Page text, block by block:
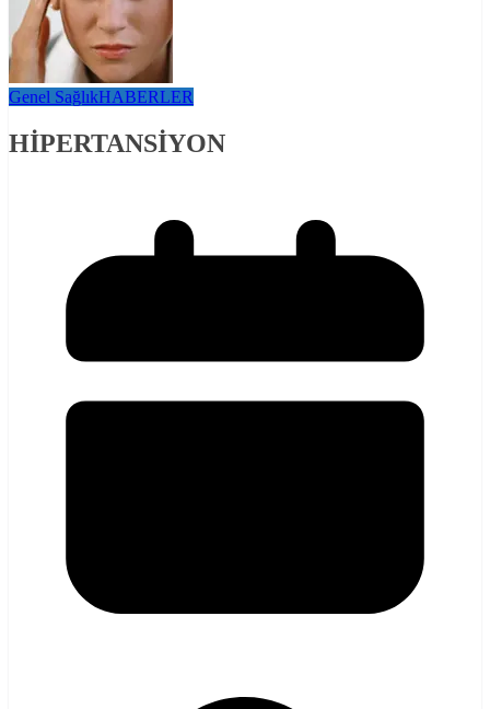
Genel SağlıkHABERLER
HİPERTANSİYON